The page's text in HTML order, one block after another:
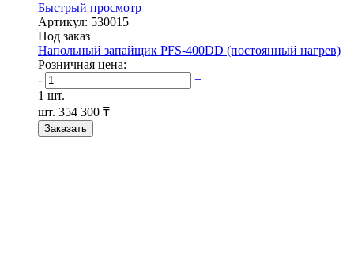
Быстрый просмотр
Артикул: 530015
Под заказ
Напольный запайщик PFS-400DD (постоянный нагрев)
Розничная цена:
-
+
1 шт.
шт. 354 300 ₸
Заказать